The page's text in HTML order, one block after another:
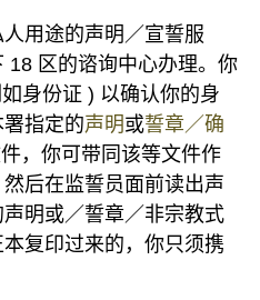
用途的声明／宣誓服
18 区的谘询中心办理。你
身份证 ) 以确认你的身
指定的声明或誓章／确
，你可带同该等文件作
后在监誓员面前读出声
明或／誓章／非宗教式
复印过来的，你只须携